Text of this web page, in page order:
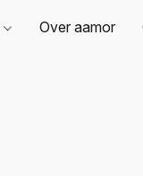
Over aamor